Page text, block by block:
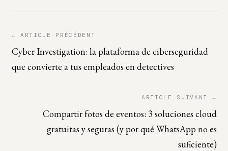
← ARTICLE PRÉCÉDENT
Cyber Investigation: la plataforma de ciberseguridad
que convierte a tus empleados en detectives
ARTICLE SUIVANT →
Compartir fotos de eventos: 3 soluciones cloud
gratuitas y seguras (y por qué WhatsApp no es
suficiente)